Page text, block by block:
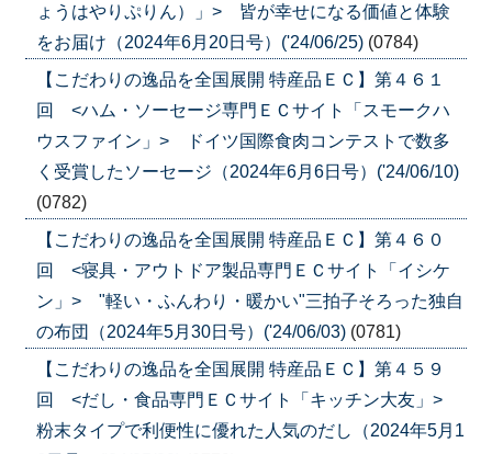
ょうはやりぷりん）」> 皆が幸せになる価値と体験
をお届け（2024年6月20日号）('24/06/25) (0784)
【こだわりの逸品を全国展開 特産品ＥＣ】第４６１
回 <ハム・ソーセージ専門ＥＣサイト「スモークハ
ウスファイン」> ドイツ国際食肉コンテストで数多
く受賞したソーセージ（2024年6月6日号）('24/06/10)
(0782)
【こだわりの逸品を全国展開 特産品ＥＣ】第４６０
回 <寝具・アウトドア製品専門ＥＣサイト「イシケ
ン」> "軽い・ふんわり・暖かい"三拍子そろった独自
の布団（2024年5月30日号）('24/06/03) (0781)
【こだわりの逸品を全国展開 特産品ＥＣ】第４５９
回 <だし・食品専門ＥＣサイト「キッチン大友」>
粉末タイプで利便性に優れた人気のだし（2024年5月1